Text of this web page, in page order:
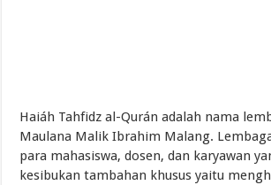
Haiáh Tahfidz al-Qurán adalah nama
Maulana Malik Ibrahim Malang.
para mahasiswa, dosen, dan karyawan
kesibukan tambahan khusus yaitu